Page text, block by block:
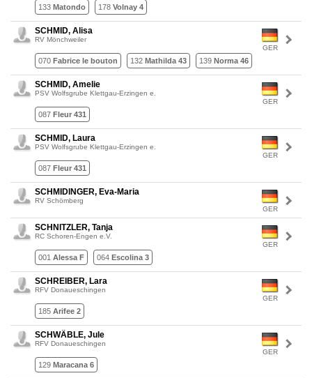
133 Matondo 178 Volnay 4
GER
SCHMID, Alisa
RV Mönchweiler
070 Fabrice le bouton 132 Mathilda 43 139 Norma 46
GER
SCHMID, Amelie
PSV Wolfsgrube Klettgau-Erzingen e.
087 Fleur 431
GER
SCHMID, Laura
PSV Wolfsgrube Klettgau-Erzingen e.
087 Fleur 431
GER
SCHMIDINGER, Eva-Maria
RV Schömberg
GER
SCHNITZLER, Tanja
RC Schoren-Engen e.V.
001 Alessa F 064 Escolina 3
GER
SCHREIBER, Lara
RFV Donaueschingen
185 Arifee 2
GER
SCHWÄBLE, Jule
RFV Donaueschingen
129 Maracana 6